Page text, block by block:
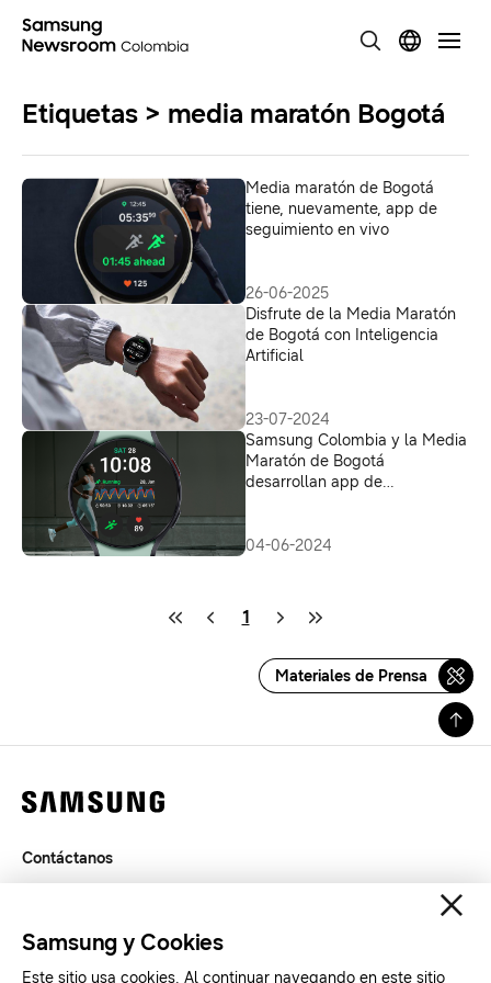
Etiquetas > media maratón Bogotá
Media maratón de Bogotá
tiene, nuevamente, app de
seguimiento en vivo
26-06-2025
Disfrute de la Media Maratón
de Bogotá con Inteligencia
Artificial
23-07-2024
Samsung Colombia y la Media
Maratón de Bogotá
desarrollan app de
04-06-2024
1
Materiales de Prensa
Contáctanos
SAMSUNG.COM
Samsung y Cookies
Este sitio usa cookies. Al continuar navegando en este sitio